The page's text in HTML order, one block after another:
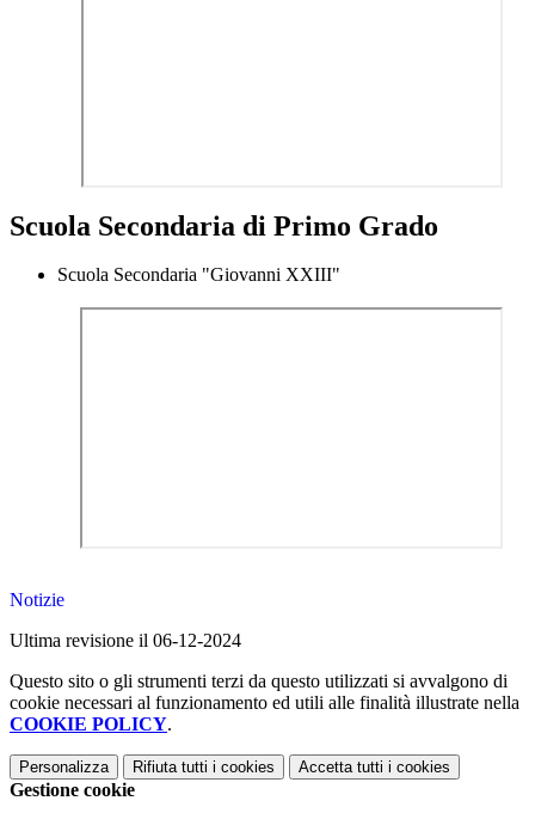
Scuola Secondaria di Primo Grado
Scuola Secondaria "Giovanni XXIII"
Notizie
Ultima revisione il 06-12-2024
Questo sito o gli strumenti terzi da questo utilizzati si avvalgono di
cookie necessari al funzionamento ed utili alle finalità illustrate nella
COOKIE POLICY.
Personalizza Rifiuta tutti i cookies Accetta tutti i cookies
Gestione cookie